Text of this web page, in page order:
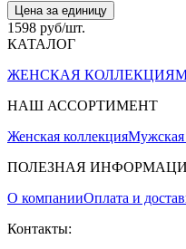
Цена за единицу
1598 руб/шт.
КАТАЛОГ
ЖЕНСКАЯ КОЛЛЕКЦИЯ
НАШ АССОРТИМЕНТ
Женская коллекцияМужская
ПОЛЕЗНАЯ
О компанииОплата и
Контакты: